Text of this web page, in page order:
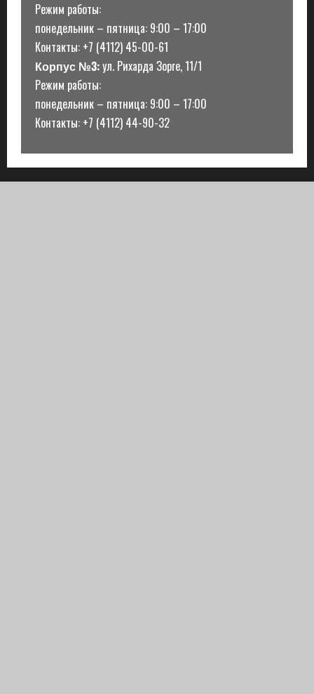
Режим работы:
понедельник – пятница: 9:00 – 17:00
Контакты: +7 (4112) 45-00-61
Корпус №3:ул. Рихарда Зорге, 11/1
Режим работы:
понедельник – пятница: 9:00 – 17:00
Контакты: +7 (4112) 44-90-32